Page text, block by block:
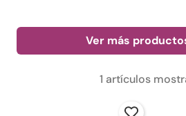
Ver más
1 artículos